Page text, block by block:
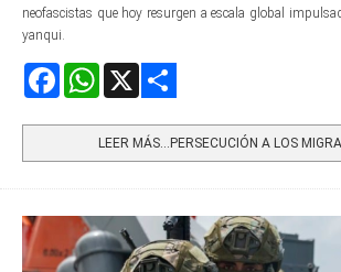
neofascistas que hoy resurgen a escala global
yanqui.
FacebookWhatsApp
LEER MÁS…PERSECUCIÓN A LOS